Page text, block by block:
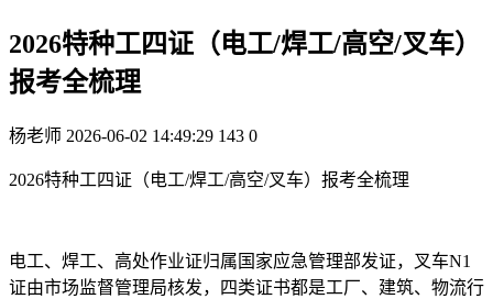
2026特种工四证（电工/焊工/高空/叉车）
报考全梳理
杨老师 2026-06-02 14:49:29 143 0
2026特种工四证（电工/焊工/高空/叉车）报考全梳理
电工、焊工、高处作业证归属国家应急管理部发证，叉车N1
证由市场监督管理局核发，四类证书都是工厂、建筑、物流行